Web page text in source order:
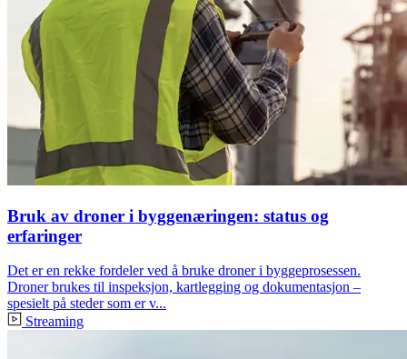
Bruk av droner i byggenæringen: status og
erfaringer
Det er en rekke fordeler ved å bruke droner i byggeprosessen.
Droner brukes til inspeksjon, kartlegging og dokumentasjon –
spesielt på steder som er v...
Streaming